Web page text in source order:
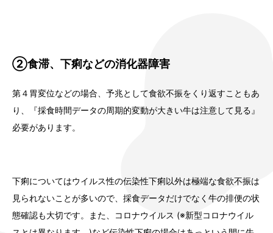
②食滞、下痢などの消化器障害
第４胃変位などの場合、予兆として食欲不振をくり返すこともあ
り、『採食時間データの周期的変動が大きい牛は注意して見る』
必要があります。
下痢についてはウイルス性の伝染性下痢以外は極端な食欲不振は
見られないことが多いので、採食データだけでなく牛の排便の状
態確認も大切です。また、コロナウイルス (※新型コロナウイル